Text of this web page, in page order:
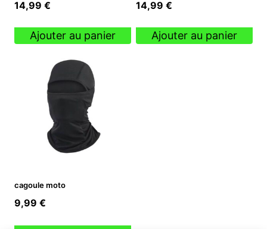
14,99 €
Ajouter au panier
14,99 €
Ajouter au panier
cagoule moto
9,99 €